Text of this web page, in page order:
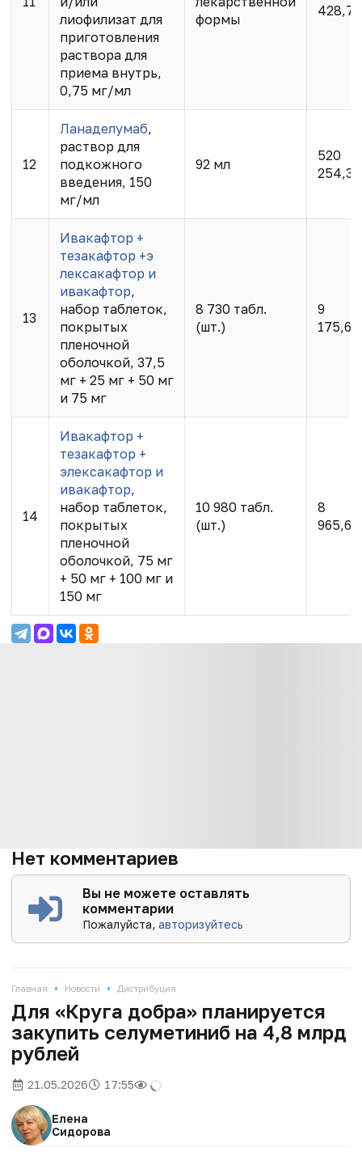
лиофилизат для
приготовления
раствора для
приема внутрь,
0,75 мг/мл
формы
428,70
12
Ланаделумаб,
раствор для
подкожного
введения, 150
мг/мл
92 мл
520
254,35
13
Ивакафтор +
тезакафтор +э
лексакафтор и
ивакафтор,
набор таблеток,
покрытых
пленочной
оболочкой, 37,5
мг + 25 мг + 50 мг
и 75 мг
8 730 табл.
(шт.)
9
175,65
14
Ивакафтор +
тезакафтор +
элексакафтор и
ивакафтор,
набор таблеток,
покрытых
пленочной
оболочкой, 75 мг
+ 50 мг + 100 мг и
150 мг
10 980 табл.
(шт.)
8
965,66
Нет комментариев
Вы не можете оставлять
комментарии
Пожалуйста,авторизуйтесь
Главная • Новости • Дистрибуция
Для «Круга добра» планируется
закупить селуметиниб на 4,8 млрд
рублей
21.05.2026 17:55
Елена
Сидорова